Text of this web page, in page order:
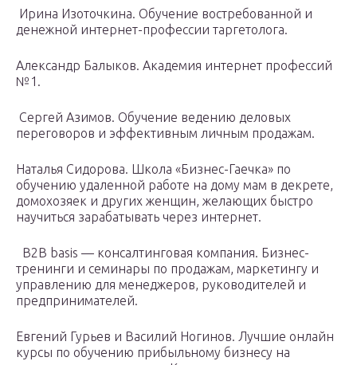
Ирина Изоточкина. Обучение востребованной и
денежной интернет-профессии таргетолога.
Александр Балыков. Академия интернет профессий
№1.
Сергей Азимов. Обучение ведению деловых
переговоров и эффективным личным продажам.
Наталья Сидорова. Школа «Бизнес-Гаечка» по
обучению удаленной работе на дому мам в декрете,
домохозяек и других женщин, желающих быстро
научиться зарабатывать через интернет.
B2B basis — консалтинговая компания. Бизнес-
тренинги и семинары по продажам, маркетингу и
управлению для менеджеров, руководителей и
предпринимателей.
Евгений Гурьев и Василий Ногинов. Лучшие онлайн
курсы по обучению прибыльному бизнесу на